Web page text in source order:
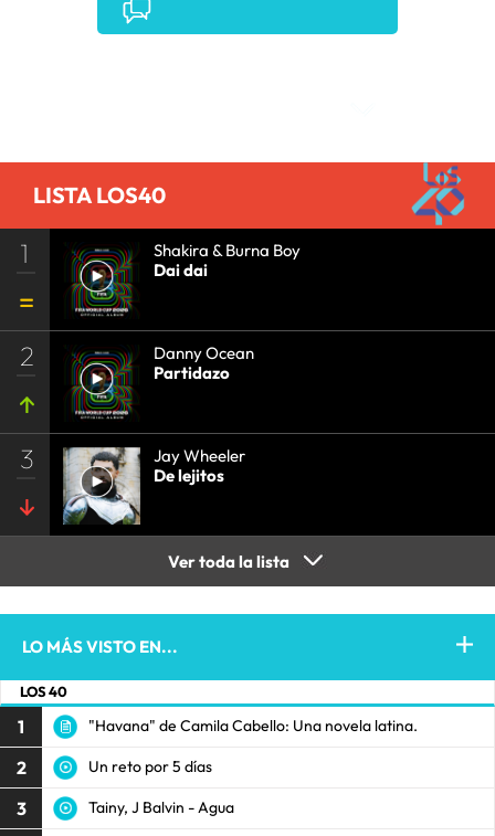
LOS40
GRUPO COMUNICACIÓN•MEDIOS
LISTA LOS40
1
Shakira & Burna Boy
Dai dai
2
Danny Ocean
Partidazo
3
Jay Wheeler
De lejitos
Ver toda la lista
LO MÁS VISTO EN...
LOS 40
1 "Havana" de Camila Cabello: Una novela latina.
2 Un reto por 5 días
3 Tainy, J Balvin - Agua